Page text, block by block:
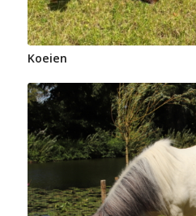
Koeien